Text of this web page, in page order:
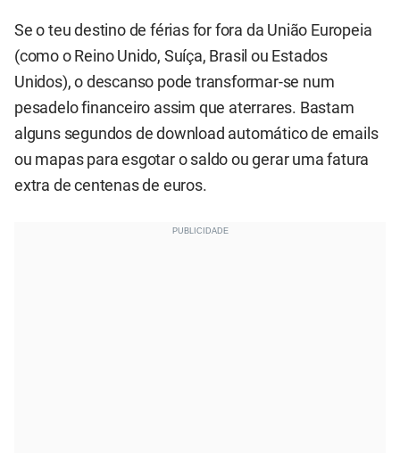
Se o teu destino de férias for fora da União Europeia
(como o Reino Unido, Suíça, Brasil ou Estados
Unidos), o descanso pode transformar-se num
pesadelo financeiro assim que aterrares. Bastam
alguns segundos de download automático de emails
ou mapas para esgotar o saldo ou gerar uma fatura
extra de centenas de euros.